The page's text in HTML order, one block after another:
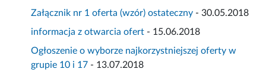
Załącznik nr 1 oferta (wzór) ostateczny - 30.05.2018
informacja z otwarcia ofert - 15.06.2018
Ogłoszenie o wyborze najkorzystniejszej oferty w
grupie 10 i 17 - 13.07.2018